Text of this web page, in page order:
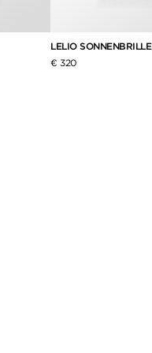
LELIO SONNENBRILLE
€ 320